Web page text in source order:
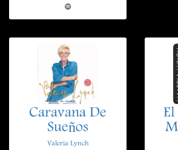
Caravana De
Sueños
Valeria Lynch
El